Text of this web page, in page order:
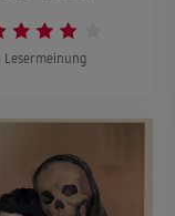
Lesermeinung